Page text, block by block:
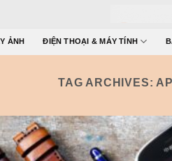
ẢNH ĐIỆN THOẠI & MÁY TÍNH
TAG ARCHIVES: